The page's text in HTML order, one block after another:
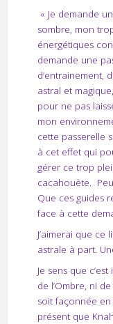
« Je demande
sombre, mon
énergétiques
demande une
d’entrainement,
astral et
pour ne pas
mon
cette passerelle
à cet effet qui
gérer ce trop
cacahouète.
Que ces guides
face à cette
J’aimerai que
astrale à part.
Je sens que
de l’Ombre, ni
soit façonnée
présent que